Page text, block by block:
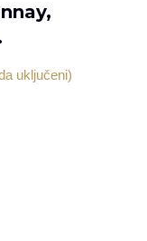
uključeni)